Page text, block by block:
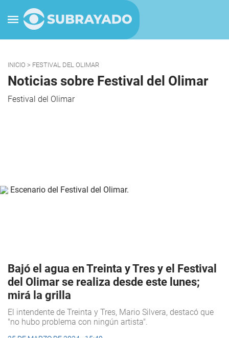
INICIO > FESTIVAL DEL OLIMAR
Noticias sobre Festival del Olimar
Festival del Olimar
Bajó el agua en Treinta y Tres y el Festival
del Olimar se realiza desde este lunes;
mirá la grilla
El intendente de Treinta y Tres, Mario Silvera, destacó que
"no hubo problema con ningún artista".